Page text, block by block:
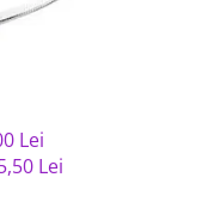
Lei
Lei